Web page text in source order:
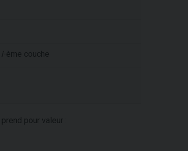
i-ème couche
prend pour valeur :